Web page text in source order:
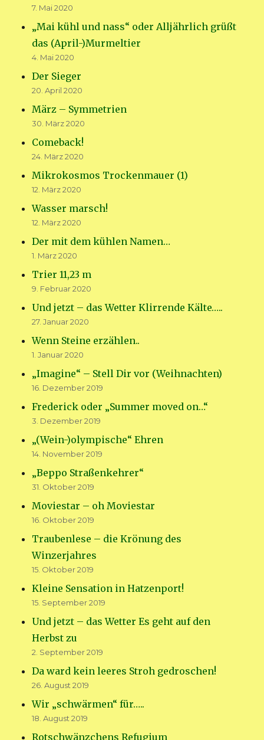
7. Mai 2020
„Mai kühl und nass“ oder Alljährlich grüßt
das (April-)Murmeltier
4. Mai 2020
Der Sieger
20. April 2020
März – Symmetrien
30. März 2020
Comeback!
24. März 2020
Mikrokosmos Trockenmauer (1)
12. März 2020
Wasser marsch!
12. März 2020
Der mit dem kühlen Namen…
1. März 2020
Trier 11,23 m
9. Februar 2020
Und jetzt – das Wetter Klirrende Kälte…..
27. Januar 2020
Wenn Steine erzählen..
1. Januar 2020
„Imagine“ – Stell Dir vor (Weihnachten)
16. Dezember 2019
Frederick oder „Summer moved on…“
3. Dezember 2019
„(Wein-)olympische“ Ehren
14. November 2019
„Beppo Straßenkehrer“
31. Oktober 2019
Moviestar – oh Moviestar
16. Oktober 2019
Traubenlese – die Krönung des
Winzerjahres
15. Oktober 2019
Kleine Sensation in Hatzenport!
15. September 2019
Und jetzt – das Wetter Es geht auf den
Herbst zu
2. September 2019
Da ward kein leeres Stroh gedroschen!
26. August 2019
Wir „schwärmen“ für…..
18. August 2019
Rotschwänzchens Refugium